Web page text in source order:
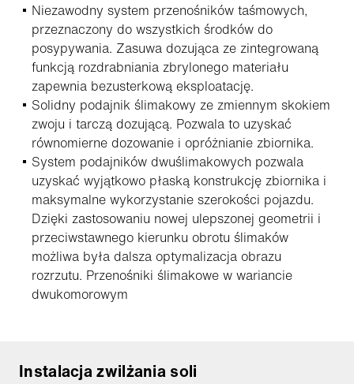
Niezawodny system przenośników taśmowych,
przeznaczony do wszystkich środków do
posypywania. Zasuwa dozująca ze zintegrowaną
funkcją rozdrabniania zbrylonego materiału
zapewnia bezusterkową eksploatację.
Solidny podajnik ślimakowy ze zmiennym skokiem
zwoju i tarczą dozującą. Pozwala to uzyskać
równomierne dozowanie i opróżnianie zbiornika.
System podajników dwuślimakowych pozwala
uzyskać wyjątkowo płaską konstrukcję zbiornika i
maksymalne wykorzystanie szerokości pojazdu.
Dzięki zastosowaniu nowej ulepszonej geometrii i
przeciwstawnego kierunku obrotu ślimaków
możliwa była dalsza optymalizacja obrazu
rozrzutu. Przenośniki ślimakowe w wariancie
dwukomorowym
Instalacja zwilżania soli